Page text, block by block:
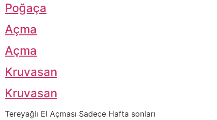
Poğaça
Açma
Açma
Kruvasan
Kruvasan
Tereyağlı El Açması Sadece Hafta sonları